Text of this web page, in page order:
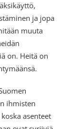
ja jopa
muuta
on. Heitä on
ihmisten
asenteet